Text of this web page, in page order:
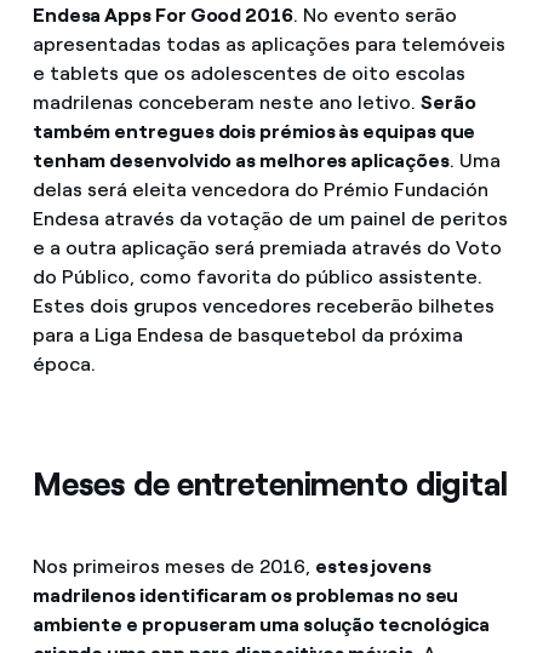
Endesa Apps For Good 2016. No evento serão
apresentadas todas as aplicações para telemóveis
e tablets que os adolescentes de oito escolas
madrilenas conceberam neste ano letivo. Serão
também entregues dois prémios às equipas que
tenham desenvolvido as melhores aplicações. Uma
delas será eleita vencedora do Prémio Fundación
Endesa através da votação de um painel de peritos
e a outra aplicação será premiada através do Voto
do Público, como favorita do público assistente.
Estes dois grupos vencedores receberão bilhetes
para a Liga Endesa de basquetebol da próxima
época.
Meses de entretenimento digital
Nos primeiros meses de 2016, estes jovens
madrilenos identificaram os problemas no seu
ambiente e propuseram uma solução tecnológica